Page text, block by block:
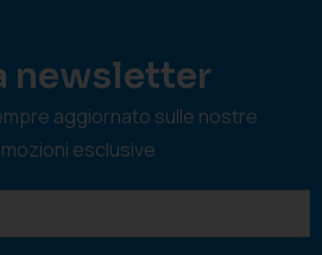
newsletter
aggiornato sulle nostre
esclusive